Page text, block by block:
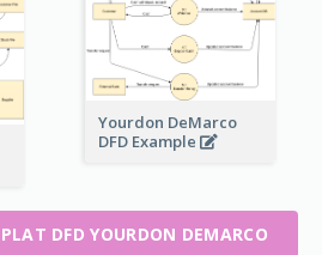
Yourdon DeMarco
DFD Example
DFD YOURDON DEMARCO